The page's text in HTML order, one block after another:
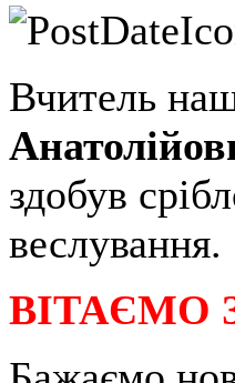
Вчитель
здобув
веслування.
ВІТАЄМО